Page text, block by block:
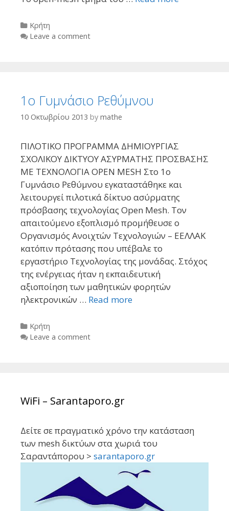
Categories
Kρήτη
Leave a comment
1o Γυμνάσιο Ρεθύμνου
10 Οκτωβρίου 2013 by mathe
ΠΙΛΟΤΙΚΟ ΠΡΟΓΡΑΜΜΑ ΔΗΜΙΟΥΡΓΙΑΣ
ΣΧΟΛΙΚΟΥ ΔΙΚΤΥΟΥ ΑΣΥΡΜΑΤΗΣ ΠΡΟΣΒΑΣΗΣ
ΜΕ ΤΕΧΝΟΛΟΓΙΑ OPEN MESH Στο 1ο
Γυμνάσιο Ρεθύμνου εγκαταστάθηκε και
λειτουργεί πιλοτικά δίκτυο ασύρματης
πρόσβασης τεχνολογίας Open Mesh. Τον
απαιτούμενο εξοπλισμό προμήθευσε ο
Οργανισμός Ανοιχτών Τεχνολογιών – ΕΕΛΛΑΚ
κατόπιν πρότασης που υπέβαλε το
εργαστήριο Τεχνολογίας της μονάδας. Στόχος
της ενέργειας ήταν η εκπαιδευτική
αξιοποίηση των μαθητικών φορητών
ηλεκτρονικών … Read more
Categories
Kρήτη
Leave a comment
WiFi – Sarantaporo.gr
Δείτε σε πραγματικό χρόνο την κατάσταση
των mesh δικτύων στα χωριά του
Σαραντάπορου > sarantaporo.gr